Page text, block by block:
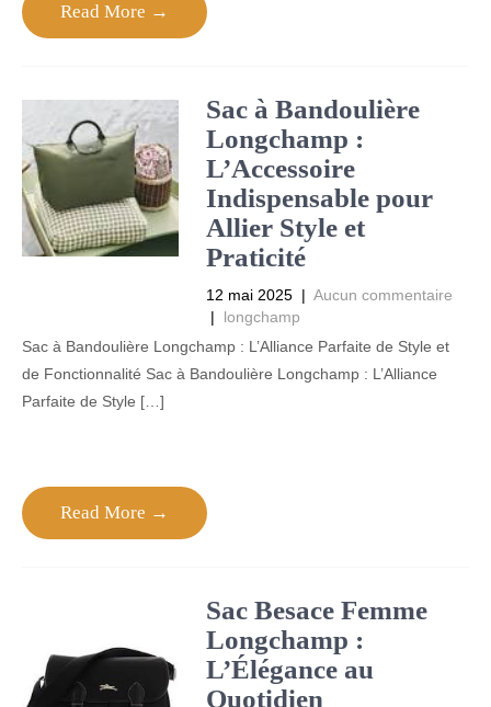
Read More →
Sac à Bandoulière
Longchamp :
L’Accessoire
Indispensable pour
Allier Style et
Praticité
12 mai 2025 | Aucun commentaire
| longchamp
Sac à Bandoulière Longchamp : L’Alliance Parfaite de Style et
de Fonctionnalité Sac à Bandoulière Longchamp : L’Alliance
Parfaite de Style […]
Read More →
Sac Besace Femme
Longchamp :
L’Élégance au
Quotidien